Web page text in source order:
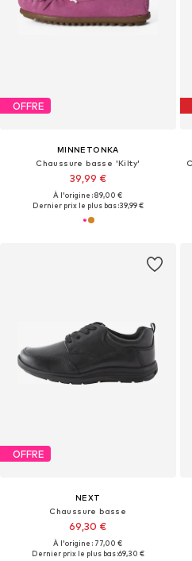
OFFRE
MINNETONKA
Chaussure basse 'Kilty'
39,99 €
À l'origine : 89,00 €
Dernier prix le plus bas :39,99 €
OFFRE
NEXT
Chaussure basse
69,30 €
À l'origine : 77,00 €
Dernier prix le plus bas :69,30 €